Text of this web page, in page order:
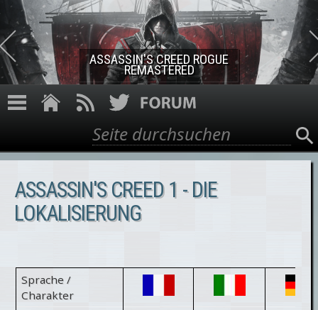
Direkt zum Inhalt
ASSASSIN'S CREED ROGUE
REMASTERED
Suchformular
Suche
ASSASSIN'S CREED 1 - DIE
LOKALISIERUNG
Sprache /
Charakter